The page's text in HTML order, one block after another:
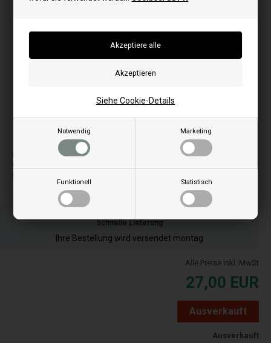
Notwendig Marketing
Funktionell Statistisch
Siehe Cookie-Details
Bilder können je nach Modell abweichen
Ofenkit hitzebeständig für Gebrauch bei Rauchsauger,
Glasdichtung und Reinigungstür
Schnelle Lieferung
Ihre Bestellung wird versendet montag
Alle Preise inkl. MwSt
27,00 EUR
Ausverkauft
Ausverkauft